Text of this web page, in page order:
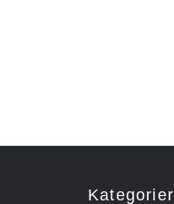
Kategorier